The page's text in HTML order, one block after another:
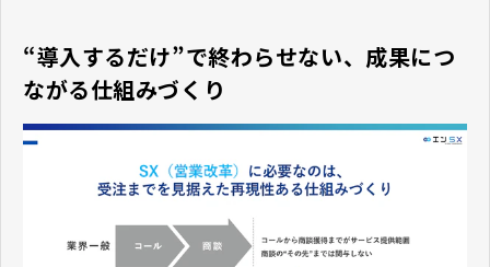
“導入するだけ”で終わらせない、成果につ
ながる仕組みづくり